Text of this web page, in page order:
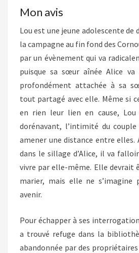
Mon avis
Lou est une jeune adolescente de
la campagne au fin fond des
par un évènement qui va
puisque sa sœur aînée Alice va
profondément attachée à sa
tout partagé avec elle. Même si
en rien leur lien en cause,
dorénavant, l’intimité du couple
amener une distance entre elles.
dans le sillage d’Alice, il va
vivre par elle-même. Elle devrait
marier, mais elle ne
avenir.
Pour échapper à ses
a trouvé refuge dans la
abandonnée par des